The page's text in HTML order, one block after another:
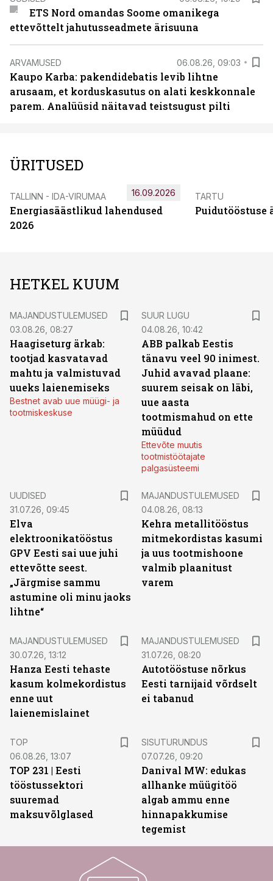
ETS Nord omandas Soome omanikega
ettevõttelt jahutusseadmete ärisuuna
ARVAMUSED 06.08.26, 09:03
Kaupo Karba: pakendidebatis levib lihtne
arusaam, et korduskasutus on alati keskkonnale
parem. Analüüsid näitavad teistsugust pilti
ÜRITUSED
TALLINN - IDA-VIRUMAA
Energiasäästlikud lahendused
2026
16.09.2026 TARTU
Puidutööstuse
HETKEL KUUM
MAJANDUSTULEMUSED
03.08.26, 08:27
Haagiseturg ärkab:
tootjad kasvatavad
mahtu ja valmistuvad
uueks laienemiseks
Bestnet avab uue müügi- ja
tootmiskeskuse
SUUR LUGU
04.08.26, 10:42
ABB palkab Eestis
tänavu veel 90 inimest.
Juhid avavad plaane:
suurem seisak on läbi,
uue aasta
tootmismahud on ette
müüdud
Ettevõte muutis
tootmistöötajate
palgasüsteemi
UUDISED
31.07.26, 09:45
Elva
elektroonikatööstus
GPV Eesti sai uue juhi
ettevõtte seest.
„Järgmise sammu
astumine oli minu jaoks
lihtne“
MAJANDUSTULEMUSED
04.08.26, 08:13
Kehra metallitööstus
mitmekordistas kasumi
ja uus tootmishoone
valmib plaanitust
varem
MAJANDUSTULEMUSED
30.07.26, 13:12
Hanza Eesti tehaste
kasum kolmekordistus
enne uut
laienemislainet
MAJANDUSTULEMUSED
31.07.26, 08:20
Autotööstuse nõrkus
Eesti tarnijaid võrdselt
ei tabanud
TOP
06.08.26, 13:07
TOP 231 | Eesti
tööstussektori
suuremad
maksuvõlglased
SISUTURUNDUS
07.07.26, 09:20
Danival MW: edukas
allhanke müügitöö
algab ammu enne
hinnapakkumise
tegemist